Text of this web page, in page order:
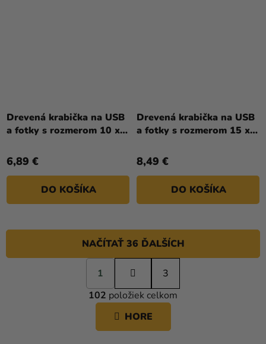
Drevená krabička na USB
a fotky s rozmerom 10 x
6,89 €
DO KOŠÍKA
Drevená krabička na USB
a fotky s rozmerom 15 x
8,49 €
DO KOŠÍKA
O
V
L
Á
NAČÍTAŤ 36 ĎALŠÍCH
S
t
r
á
k
o
1
3
102 položiek celkom
HORE